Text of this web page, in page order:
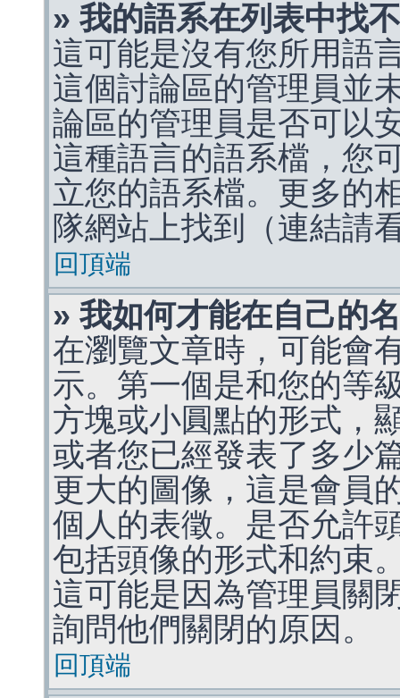
» 我的語系在列表中找
這可能是沒有您所用語
這個討論區的管理員並
論區的管理員是否可以
這種語言的語系檔，您
立您的語系檔。更多的
隊網站上找到（連結請
回頂端
» 我如何才能在自己的
在瀏覽文章時，可能會
示。第一個是和您的等
方塊或小圓點的形式，
或者您已經發表了多少
更大的圖像，這是會員
個人的表徵。是否允許
包括頭像的形式和約束
這可能是因為管理員關
詢問他們關閉的原因。
回頂端